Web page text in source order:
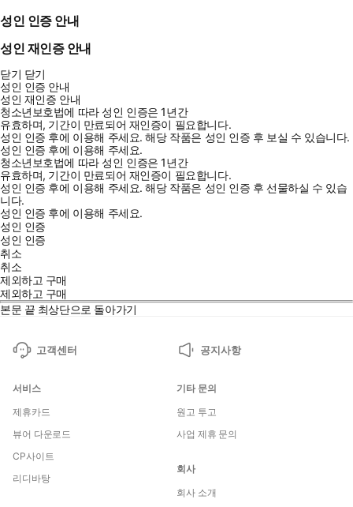
성인 인증 안내
성인 재인증 안내
닫기 닫기
성인 인증 안내
성인 재인증 안내
청소년보호법에 따라 성인 인증은 1년간
유효하며, 기간이 만료되어 재인증이 필요합니다.
성인 인증 후에 이용해 주세요.해당 작품은 성인 인증 후 보실 수 있습니다.
성인 인증 후에 이용해 주세요.
청소년보호법에 따라 성인 인증은 1년간
유효하며, 기간이 만료되어 재인증이 필요합니다.
성인 인증 후에 이용해 주세요.해당 작품은 성인 인증 후 선물하실 수 있습
니다.
성인 인증 후에 이용해 주세요.
성인 인증
성인 인증
취소
취소
제외하고 구매
제외하고 구매
본문 끝 최상단으로 돌아가기
고객센터 공지사항
서비스
제휴카드
뷰어 다운로드
CP사이트
리디바탕
기타 문의
원고 투고
사업 제휴 문의
회사
회사 소개